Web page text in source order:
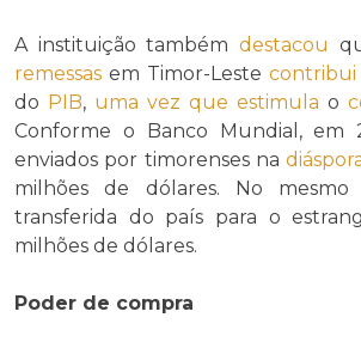
A instituição tambémdestacou
remessas em Timor-Leste contribui
do PIB, uma vez que estimula o
Conforme o Banco Mundial, em
enviados por timorenses na
milhões de dólares. No
transferida do país para o
milhões de dólares.
Poder de compra